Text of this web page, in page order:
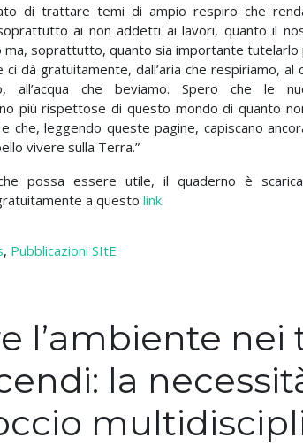
di trattare temi di ampio respiro che
ai non addetti ai lavori, quanto il
ma, soprattutto, quanto sia importante tutelarlo
dà gratuitamente, dall’aria che respiriamo, al
all’acqua che beviamo. Spero che le
più rispettose di questo mondo di quanto
che, leggendo queste pagine, capiscano
vivere sulla Terra.”
possa essere utile, il quaderno è
a questo link.
, Pubblicazioni SItE
l’ambiente
la